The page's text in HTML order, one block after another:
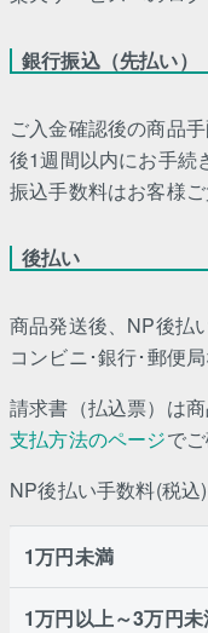
銀行振込（先払い）
ご入金確認後の商品
後1週間以内にお手続
振込手数料はお客様ご
後払い
商品発送後、NP後払
コンビニ･銀行･郵便
請求書（払込票）は
支払方法のページで
NP後払い手数料(税込)
1万円未満
1万円以上～3万円未